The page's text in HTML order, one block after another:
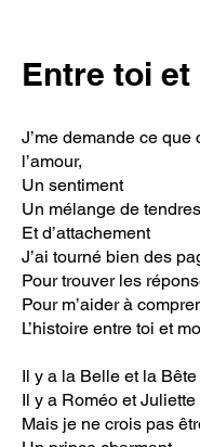
Entre toi et
J’me demande ce que
l’amour,
Un sentiment
Un mélange de
Et d’attachement
J’ai tourné bien des
Pour trouver les
Pour m’aider à
L’histoire entre toi et
Il y a la Belle et la Bête
Il y a Roméo et Juliette
Mais je ne crois pas